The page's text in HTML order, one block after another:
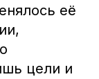
её
цели и